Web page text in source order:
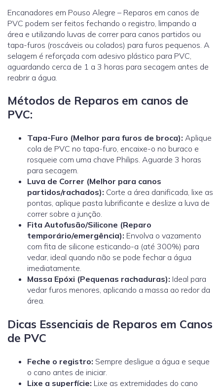
Encanadores em Pouso Alegre – Reparos em canos de
PVC podem ser feitos fechando o registro, limpando a
área e utilizando luvas de correr para canos partidos ou
tapa-furos (roscáveis ou colados) para furos pequenos. A
selagem é reforçada com adesivo plástico para PVC,
aguardando cerca de 1 a 3 horas para secagem antes de
reabrir a água.
Métodos de Reparos em canos de
PVC:
Tapa-Furo (Melhor para furos de broca): Aplique
cola de PVC no tapa-furo, encaixe-o no buraco e
rosqueie com uma chave Philips. Aguarde 3 horas
para secagem.
Luva de Correr (Melhor para canos
partidos/rachados): Corte a área danificada, lixe as
pontas, aplique pasta lubrificante e deslize a luva de
correr sobre a junção.
Fita Autofusão/Silicone (Reparo
temporário/emergência): Envolva o vazamento
com fita de silicone esticando-a (até 300%) para
vedar, ideal quando não se pode fechar a água
imediatamente.
Massa Epóxi (Pequenas rachaduras): Ideal para
vedar furos menores, aplicando a massa ao redor da
área.
Dicas Essenciais de Reparos em Canos
de PVC
Feche o registro: Sempre desligue a água e seque
o cano antes de iniciar.
Lixe a superfície: Lixe as extremidades do cano